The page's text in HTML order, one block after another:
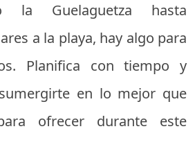
la Guelaguetza hasta
a la playa, hay algo para
Planifica con tiempo y
en lo mejor que
ofrecer durante este